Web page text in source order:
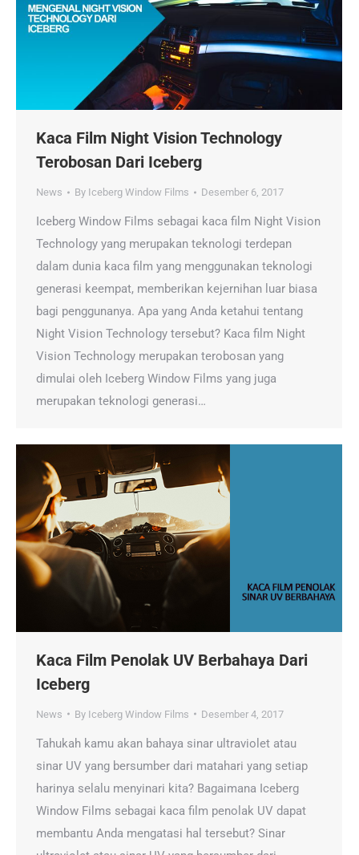
Kaca Film Night Vision Technology
Terobosan Dari Iceberg
News By Iceberg Window Films Desember 6, 2017
Iceberg Window Films sebagai kaca film Night Vision
Technology yang merupakan teknologi terdepan
dalam dunia kaca film yang menggunakan teknologi
generasi keempat, memberikan kejernihan luar biasa
bagi penggunanya. Apa yang Anda ketahui tentang
Night Vision Technology tersebut? Kaca film Night
Vision Technology merupakan terobosan yang
dimulai oleh Iceberg Window Films yang juga
merupakan teknologi generasi…
Kaca Film Penolak UV Berbahaya Dari
Iceberg
News By Iceberg Window Films Desember 4, 2017
Tahukah kamu akan bahaya sinar ultraviolet atau
sinar UV yang bersumber dari matahari yang setiap
harinya selalu menyinari kita? Bagaimana Iceberg
Window Films sebagai kaca film penolak UV dapat
membantu Anda mengatasi hal tersebut? Sinar